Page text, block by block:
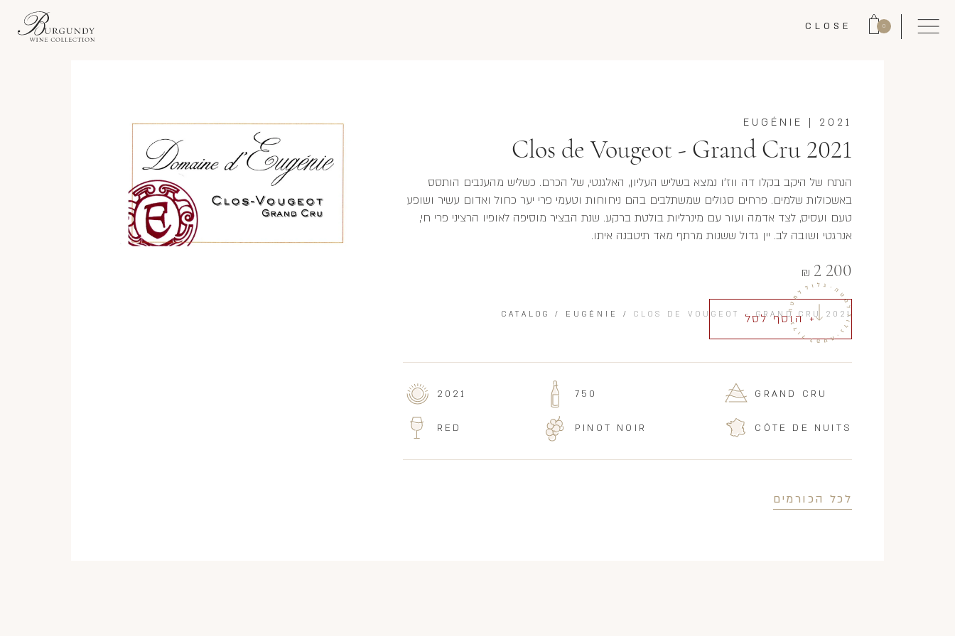
0
CLOSE
CATALOG / EUGÉNIE / CLOS DE VOUGEOT - GRAND CRU 2021
2021
|
EUGÉNIE
Clos de Vougeot - Grand Cru 2021
הנתח של היקב בקלו דה ווז'ו נמצא בשליש העליון, האלגנטי, של הכרם. כשליש מהענבים הותסס
באשכולות שלמים. פרחים סגולים שמשתלבים בהם ניחוחות וטעמי פרי יער כחול ואדום עשיר ושופע
טעם ועסיס, לצד אדמה ועור עם מינרליות בולטת ברקע. שנת הבציר מוסיפה לאופיו הרציני פרי חי,
אנרגטי ושובה לב. יין גדול ששנות מרתף מאד תיטבנה איתו.
2 200
₪
+ הוסף לסל
2021
RED
750
PINOT NOIR
GRAND CRU
CÔTE DE NUITS
לכל הכורמים